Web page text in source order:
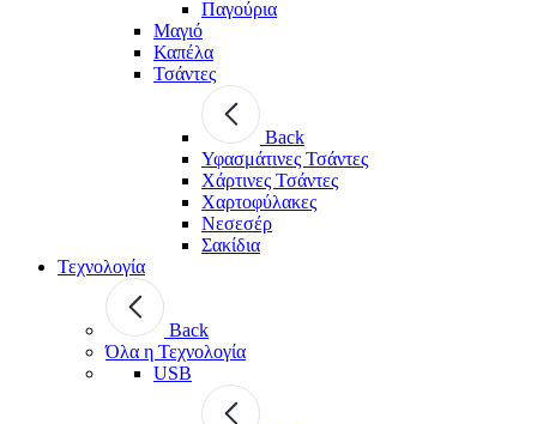
Παγούρια
Μαγιό
Καπέλα
Τσάντες
Back
Υφασμάτινες Τσάντες
Χάρτινες Τσάντες
Χαρτοφύλακες
Νεσεσέρ
Σακίδια
Τεχνολογία
Back
Όλα η Τεχνολογία
USB